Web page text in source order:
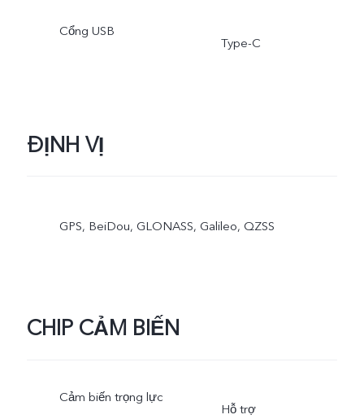
Cổng USB
Type-C
ĐỊNH VỊ
GPS, BeiDou, GLONASS, Galileo, QZSS
CHIP CẢM BIẾN
Cảm biến trọng lực
Hỗ trợ